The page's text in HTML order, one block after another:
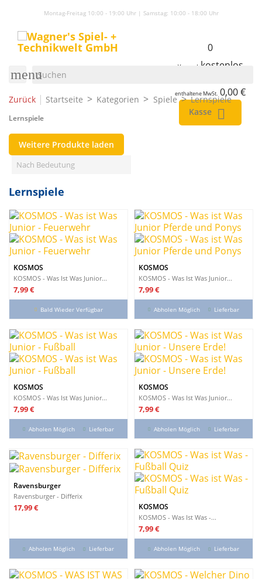
Montag-Freitag 10:00 - 19:00 Uhr | Samstag: 10:00 - 18:00 Uhr
0
Versand kostenlos
enthaltene MwSt. 0,00 €
Kasse 
menu
Zurück | Startseite Kategorien Spiele Lernspiele
Lernspiele
Filters:
Filter löschen
Preis
€
€
Marken
BRAIN BOX 4
KOSMOS 7
Ravensburger
Neuheiten
Neuheiten 0
Reduzierte Artikel
Reduzierte Artikel 2
Weitere Produkte laden
Nach Bedeutung
Lernspiele
KOSMOS
KOSMOS - Was Ist Was Junior...
Preis
7,99 €
Bald Wieder Verfügbar
KOSMOS
KOSMOS - Was Ist Was Junior...
Preis
7,99 €
Abholen Möglich Lieferbar
KOSMOS
KOSMOS - Was Ist Was Junior...
Preis
7,99 €
Abholen Möglich Lieferbar
KOSMOS
KOSMOS - Was Ist Was Junior...
Preis
7,99 €
Abholen Möglich Lieferbar
Ravensburger
Ravensburger - Differix
Preis
17,99 €
Abholen Möglich Lieferbar
KOSMOS
KOSMOS - Was Ist Was -...
Preis
7,99 €
Abholen Möglich Lieferbar